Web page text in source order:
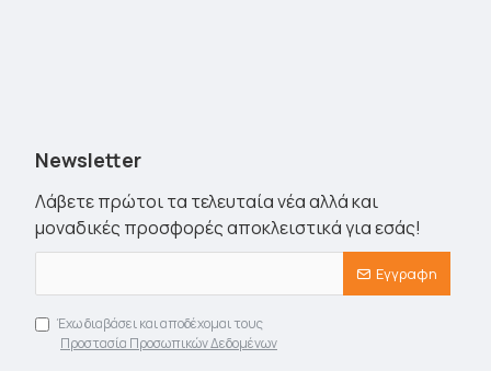
Newsletter
Λάβετε πρώτοι τα τελευταία νέα αλλά και
μοναδικές προσφορές αποκλειστικά για εσάς!
Εγγραφη
Έχω διαβάσει και αποδέχομαι τους
Προστασία Προσωπικών Δεδομένων